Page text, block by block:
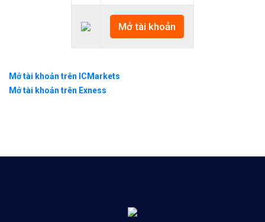
Mở tài khoản
Mở tài khoản trên ICMarkets
Mở tài khoản trên Exness